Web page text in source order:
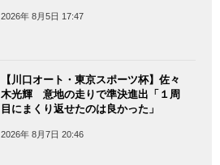
2026年 8月5日 17:47
【川口オート・東京スポーツ杯】佐々
木光輝 意地の走りで準決進出「１周
目にまくり返せたのは良かった」
2026年 8月7日 20:46